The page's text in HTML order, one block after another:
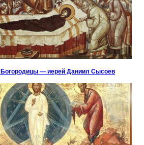
Богородицы — иерей Даниил Сысоев